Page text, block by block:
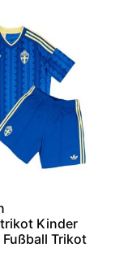
Kinder
Trikot